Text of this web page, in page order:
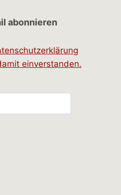
abonnieren
einverstanden.